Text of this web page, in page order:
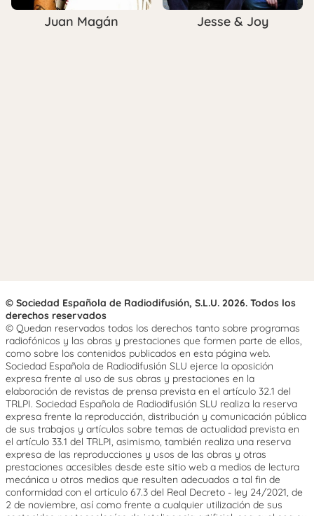
Juan Magán Jesse & Joy
© Sociedad Española de Radiodifusión, S.L.U. 2026. Todos los
derechos reservados
© Quedan reservados todos los derechos tanto sobre programas
radiofónicos y las obras y prestaciones que formen parte de ellos,
como sobre los contenidos publicados en esta página web.
Sociedad Española de Radiodifusión SLU ejerce la oposición
expresa frente al uso de sus obras y prestaciones en la
elaboración de revistas de prensa prevista en el artículo 32.1 del
TRLPI. Sociedad Española de Radiodifusión SLU realiza la reserva
expresa frente la reproducción, distribución y comunicación pública
de sus trabajos y artículos sobre temas de actualidad prevista en
el artículo 33.1 del TRLPI, asimismo, también realiza una reserva
expresa de las reproducciones y usos de las obras y otras
prestaciones accesibles desde este sitio web a medios de lectura
mecánica u otros medios que resulten adecuados a tal fin de
conformidad con el artículo 67.3 del Real Decreto - ley 24/2021, de
2 de noviembre, así como frente a cualquier utilización de sus